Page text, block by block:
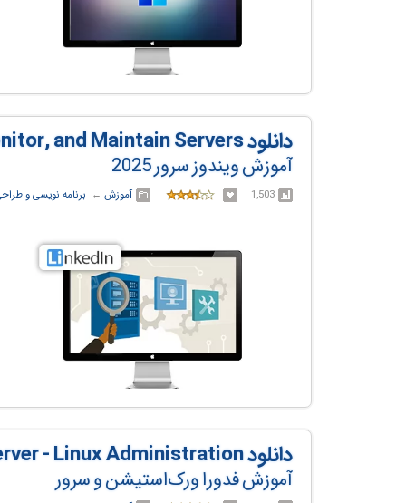
دانلود Windows Server 2025: Manage, Monitor, and Maintain Servers
آموزش ویندوز سرور 2025
1,503 آموزش ← ‏ برنامه نویسی و
دانلود Learn Fedora Workstation and Server - Linux Administration
آموزش فدورا ورک‌استیشن و سرور